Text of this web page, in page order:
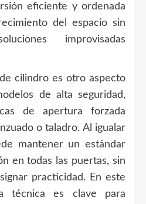
eficiente y ordenada
del espacio sin
improvisadas
cilindro es otro aspecto
de alta seguridad,
de apertura forzada
o taladro. Al igualar
mantener un estándar
en todas las puertas, sin
practicidad. En este
técnica es clave para